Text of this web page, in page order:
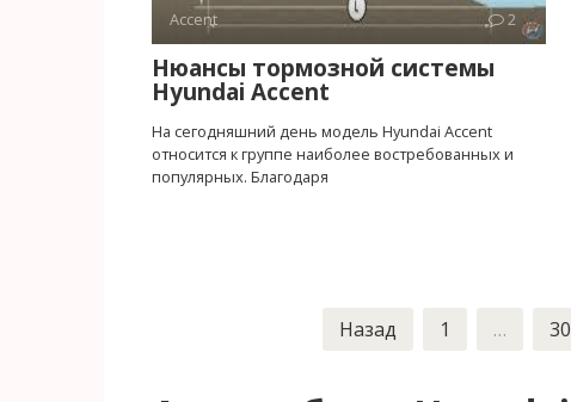
Accent 2
Нюансы тормозной системы
Hyundai Accent
На сегодняшний день модель Hyundai Accent
относится к группе наиболее востребованных и
популярных. Благодаря
Назад 1 … 30